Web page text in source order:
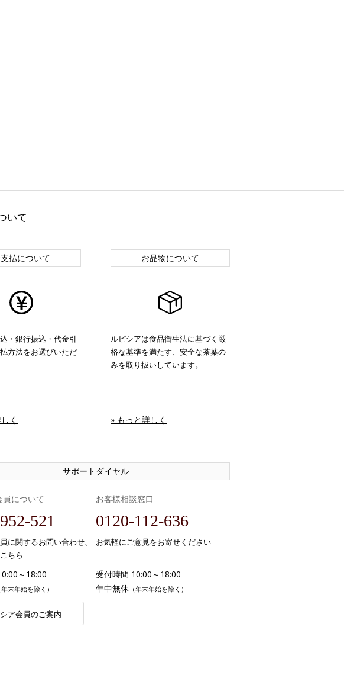
いて
払について
・銀行振込・代金引
方法をお選びいただ
く
お品物について
ルピシアは食品衛生法に基づく厳
格な基準を満たす、安全な茶葉の
みを取り扱いしています。
» もっと詳しく
サポートダイヤル
員について
521
に関するお問い合わせ、
ちら
～18:00
年末年始を除く）
ア会員のご案内
お客様相談窓口
0120-112-636
お気軽にご意見をお寄せください
受付時間 10:00～18:00
年中無休 （年末年始を除く）